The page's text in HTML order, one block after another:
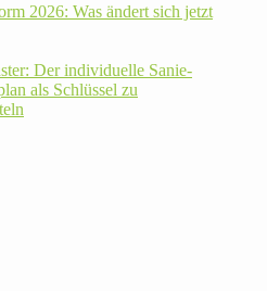
2026: Was ändert sich jetzt
Der indi­vi­du­elle Sanie­
als Schlüssel zu